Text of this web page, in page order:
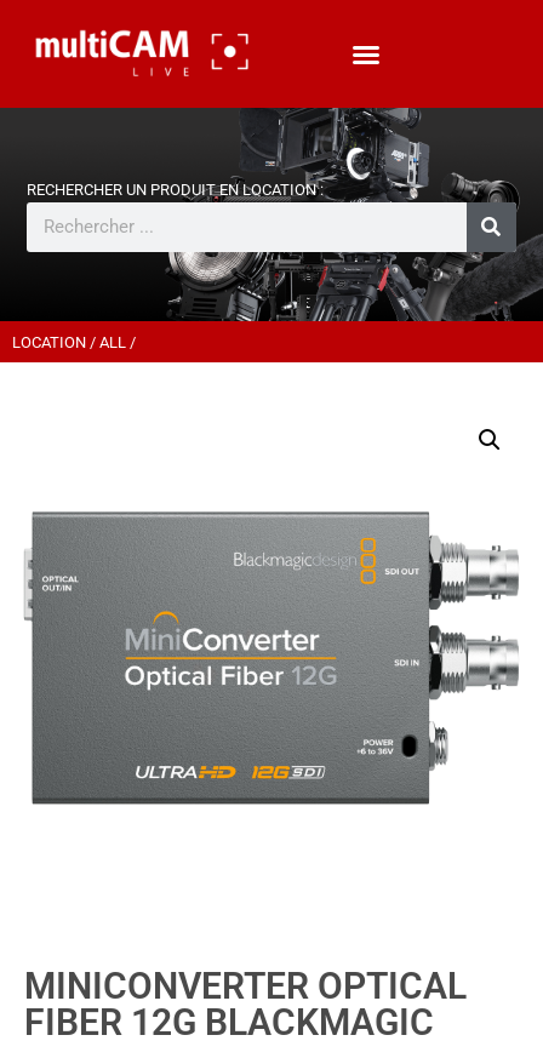
LOCATION / ALL /
MINICONVERTER OPTICAL
FIBER 12G BLACKMAGIC